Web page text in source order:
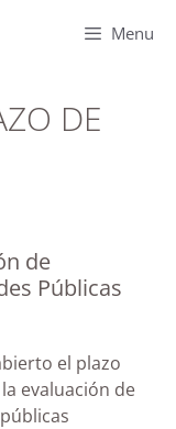
Menu
DE
de
Públicas
el plazo
evaluación de